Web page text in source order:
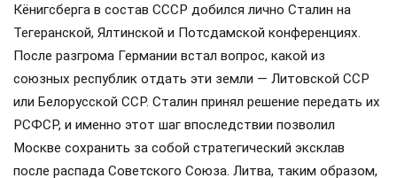
Кёнигсберга в состав СССР добился лично Сталин на
Тегеранской, Ялтинской и Потсдамской конференциях.
После разгрома Германии встал вопрос, какой из
союзных республик отдать эти земли — Литовской ССР
или Белорусской ССР. Сталин принял решение передать их
РСФСР, и именно этот шаг впоследствии позволил
Москве сохранить за собой стратегический эксклав
после распада Советского Союза. Литва, таким образом,